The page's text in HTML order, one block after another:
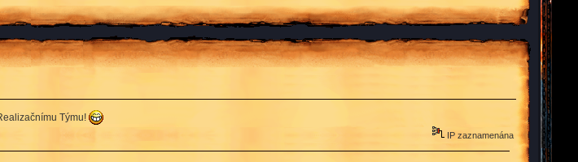
Týmu!
IP zaznamenána